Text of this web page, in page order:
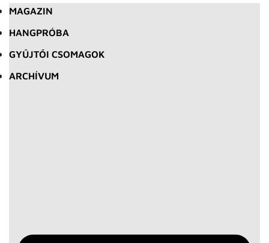
MAGAZIN
HANGPRÓBA
GYŰJTŐI CSOMAGOK
ARCHÍVUM